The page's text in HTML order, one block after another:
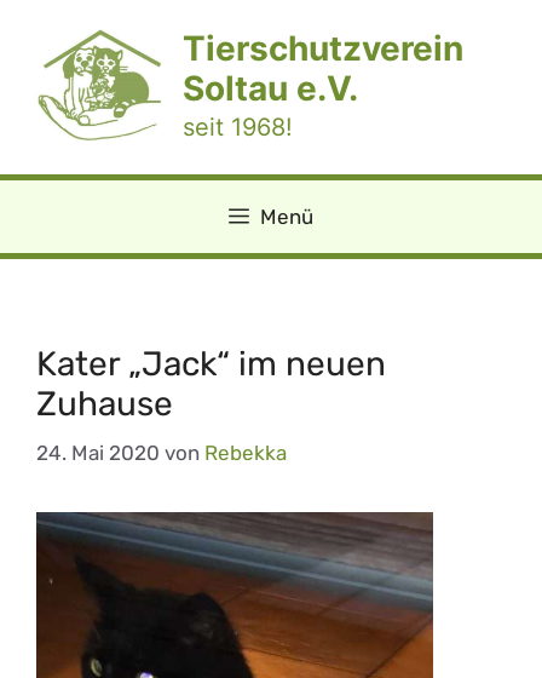
springen
Tierschutzverein
Soltau e.V.
seit 1968!
Menü
Kater „Jack“ im neuen
Zuhause
24. Mai 2020 von Rebekka